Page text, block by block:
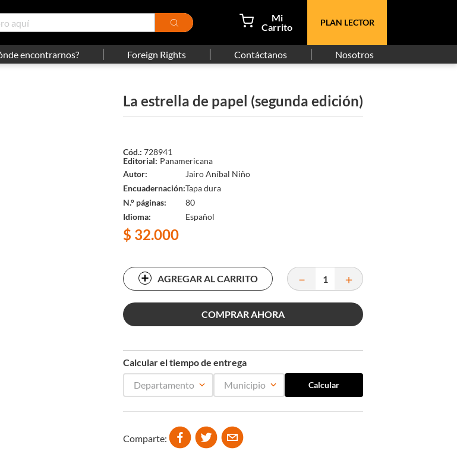
PLAN LECTOR
encontrarnos? Foreign Rights Contáctanos Nosotros
La estrella de papel (segunda edición)
Panamericana
728941
Autor
Encuadernación
N.° páginas
Idioma
Jairo Aníbal Niño
Tapa dura
80
Español
$ 32.000
AGREGAR AL CARRITO ＋
－
COMPRAR AHORA
Calcular el tiempo de entrega
Departamento
Municipio
Comparte